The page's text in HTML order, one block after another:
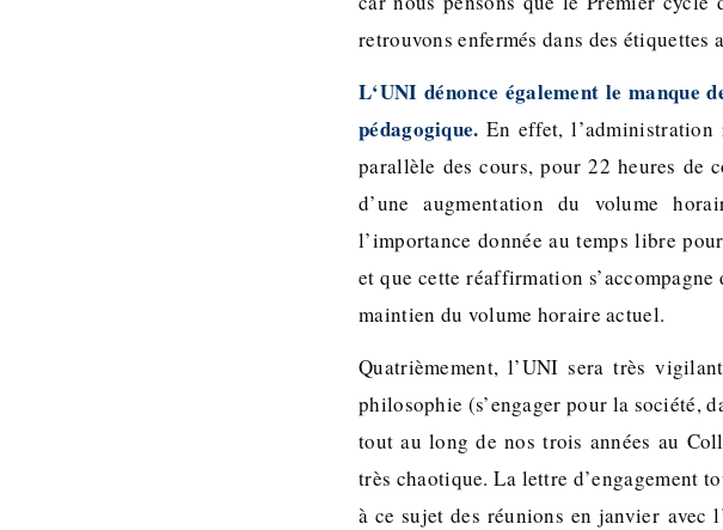
retrouvons enfermés dans des étiquettes
L‘UNI dénonce également le manque
pédagogique. En effet,
parallèle des cours, pour 22 heures de
d’une augmentation du volume
l’importance donnée au temps libre
et que cette réaffirmation
maintien du volume horaire actuel.
Quatrièmement, l’UNI sera très
philosophie (s’engager pour la société,
tout au long de nos trois années au
très chaotique. La lettre d’engagement
à ce sujet des réunions en janvier avec